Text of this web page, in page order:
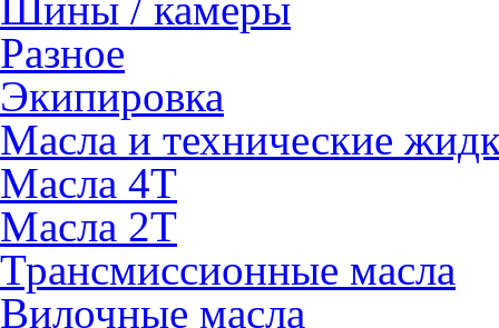
Разное
Экипировка
Масла и технические
Масла 4Т
Масла 2Т
Трансмиссионные масла
Вилочные масла